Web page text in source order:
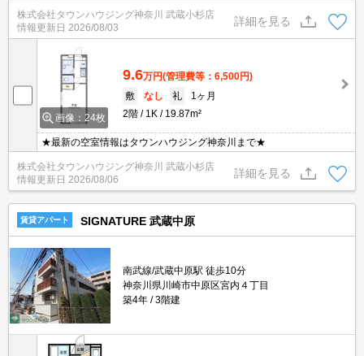
株式会社タウンハウジング神奈川 武蔵小杉店
情報更新日 2026/08/03
詳細を見る
画像：24枚
9.6万円(管理費等：6,500円)
敷
なし 礼
1ヶ月
2階
1K 19.87m²
★最新の空室情報はタウンハウジング神奈川まで★
株式会社タウンハウジング神奈川 武蔵小杉店
情報更新日 2026/08/06
詳細を見る
賃貸アパート SIGNATURE 武蔵中原
南武線/武蔵中原駅 徒歩10分
神奈川県川崎市中原区宮内４丁目
築4年
3階建